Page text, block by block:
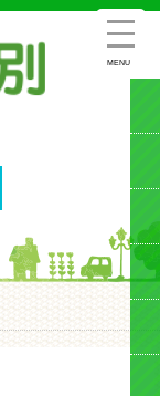
MENU